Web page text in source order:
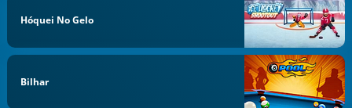
Hóquei No Gelo
Bilhar